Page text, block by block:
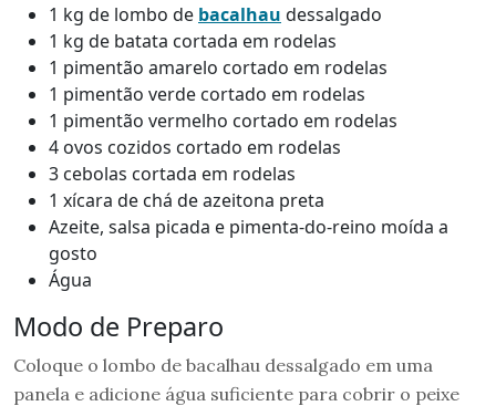
1 kg de lombo de bacalhau dessalgado
1 kg de batata cortada em rodelas
1 pimentão amarelo cortado em rodelas
1 pimentão verde cortado em rodelas
1 pimentão vermelho cortado em rodelas
4 ovos cozidos cortado em rodelas
3 cebolas cortada em rodelas
1 xícara de chá de azeitona preta
Azeite, salsa picada e pimenta-do-reino moída a
gosto
Água
Modo de Preparo
Coloque o lombo de bacalhau dessalgado em uma
panela e adicione água suficiente para cobrir o peixe